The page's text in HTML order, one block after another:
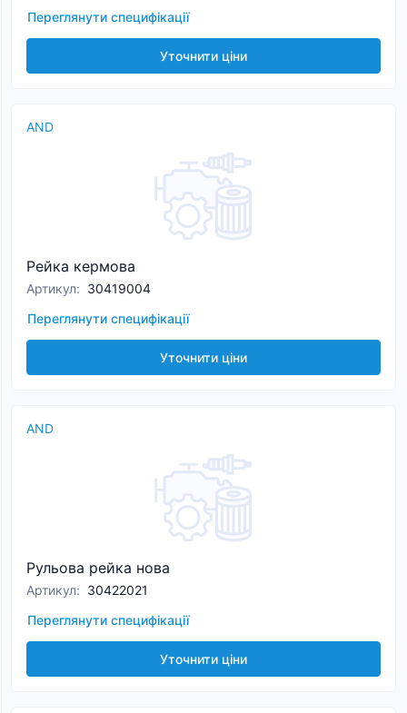
Переглянути специфікації
Уточнити ціни
AND
Рейка кермова
Артикул: 30419004
Переглянути специфікації
Уточнити ціни
AND
Рульова рейка нова
Артикул: 30422021
Переглянути специфікації
Уточнити ціни